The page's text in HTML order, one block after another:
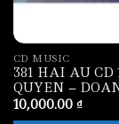
CD MUSIC
381 HAI AU CD
QUYEN –
10,000.00 ₫